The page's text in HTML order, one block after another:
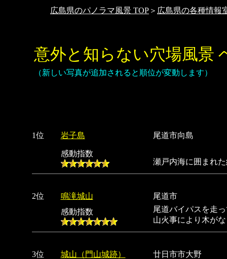
広島県のパノラマ風景 TOP ＞ 広島県の各種情報
意外と知らない穴場風景
（新しい写真が追加されると順位が変動します）
1位 岩子島 尾道市向島
感動指数
瀬戸内海に囲まれ
2位 鳴滝城山
尾道市
感動指数
尾道バイパスを走
山火事により木が
3位 城山（門山城跡）
廿日市市大野